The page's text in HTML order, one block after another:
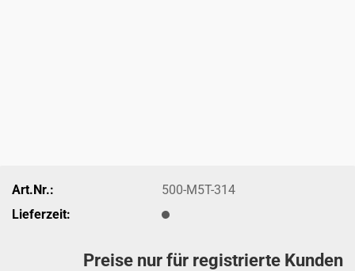
Art.Nr.:
500-M5T-314
Lieferzeit:
Preise nur für registrierte Kunden